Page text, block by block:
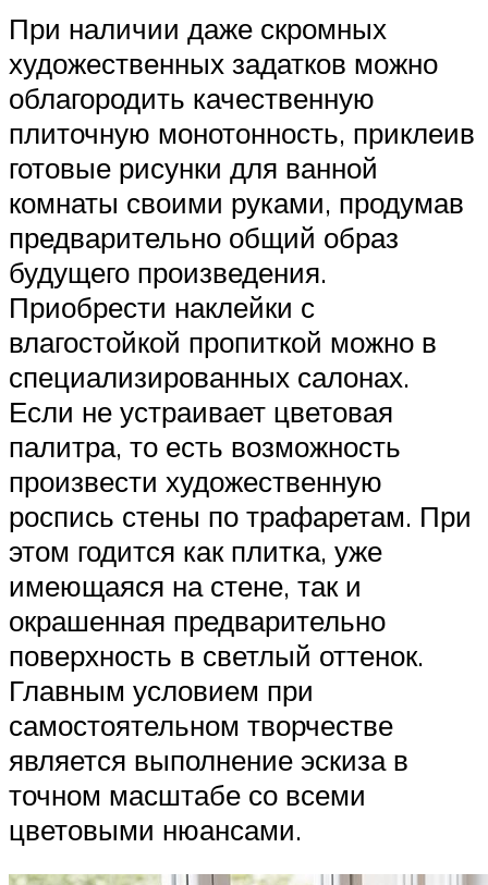
При наличии даже скромных
художественных задатков можно
облагородить качественную
плиточную монотонность, приклеив
готовые рисунки для ванной
комнаты своими руками, продумав
предварительно общий образ
будущего произведения.
Приобрести наклейки с
влагостойкой пропиткой можно в
специализированных салонах.
Если не устраивает цветовая
палитра, то есть возможность
произвести художественную
роспись стены по трафаретам. При
этом годится как плитка, уже
имеющаяся на стене, так и
окрашенная предварительно
поверхность в светлый оттенок.
Главным условием при
самостоятельном творчестве
является выполнение эскиза в
точном масштабе со всеми
цветовыми нюансами.